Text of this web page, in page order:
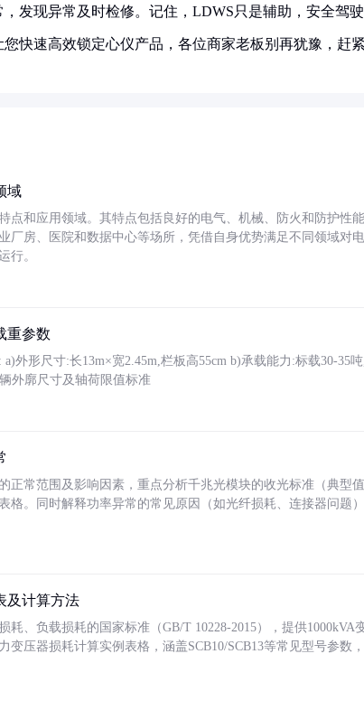
发现异常及时检修。记住，LDWS只是辅助，安全驾驶
快速高效锁定心仪产品，各位商家老板别再犹豫，赶
域
点和应用领域。其特点包括良好的电气、机械、防火和防护性
厂房、医院和数据中心等场所，凭借自身优势满足不同领域对
行。
重参数
外形尺寸:长13m×宽2.45m,栏板高55cm b)承载能力:标载30-35
外廓尺寸及轴荷限值标准
正常范围及影响因素，重点分析千兆光模块的收光标准（典型
格。同时解释功率异常的常见原因（如光纤损耗、连接器问题
及计算方法
耗、负载损耗的国家标准（GB/T 10228-2015），提供1000kVA
变压器损耗计算实例表格，涵盖SCB10/SCB13等常见型号参数